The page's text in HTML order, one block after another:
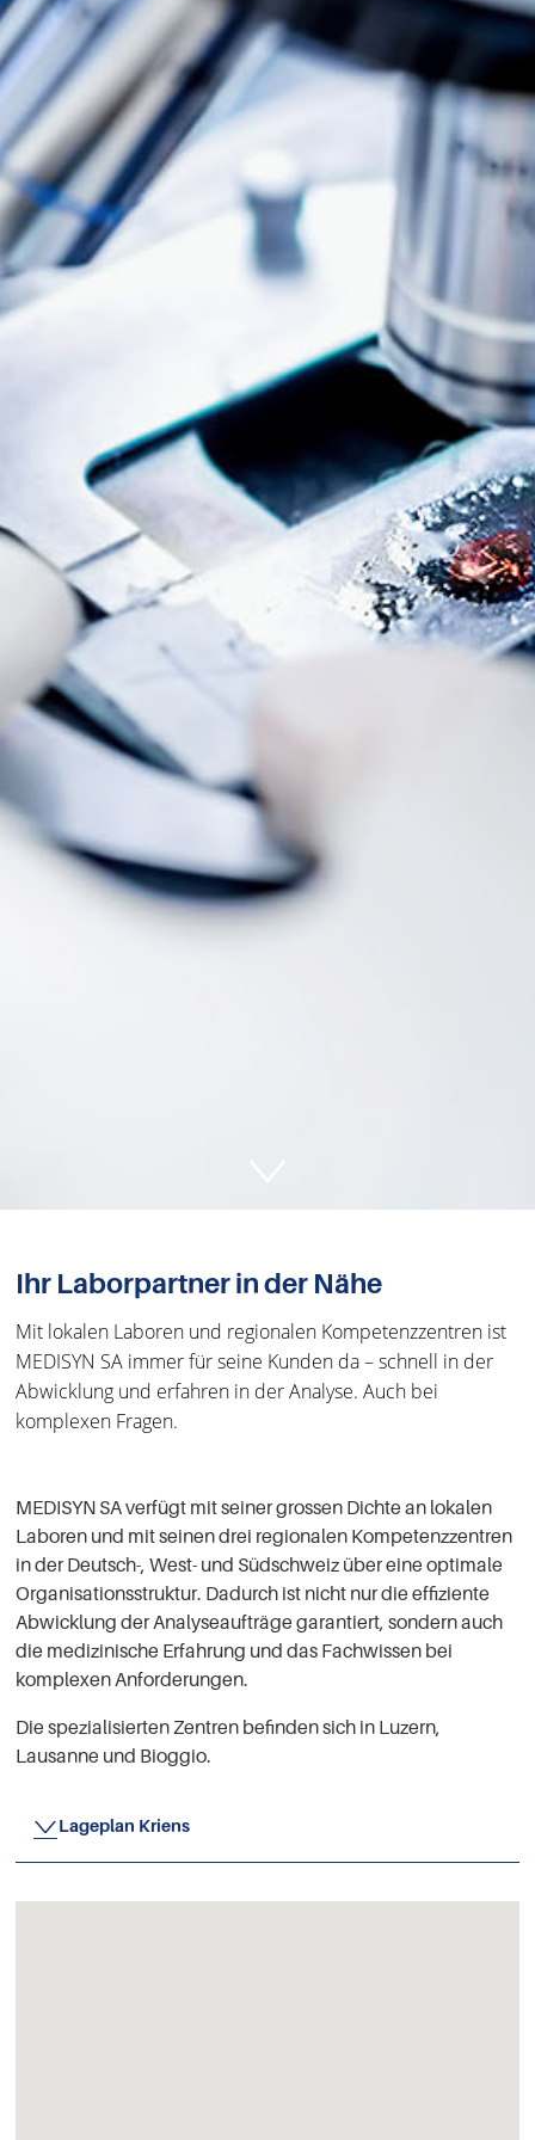
Ihr Laborpartner in der Nähe
Mit lokalen Laboren und regionalen Kompetenzzentren ist
MEDISYN SA immer für seine Kunden da – schnell in der
Abwicklung und erfahren in der Analyse. Auch bei
komplexen Fragen.
MEDISYN SA verfügt mit seiner grossen Dichte an lokalen
Laboren und mit seinen drei regionalen Kompetenzzentren
in der Deutsch-, West- und Südschweiz über eine optimale
Organisationsstruktur. Dadurch ist nicht nur die effiziente
Abwicklung der Analyseaufträge garantiert, sondern auch
die medizinische Erfahrung und das Fachwissen bei
komplexen Anforderungen.
Die spezialisierten Zentren befinden sich in Luzern,
Lausanne und Bioggio.
Lageplan Kriens